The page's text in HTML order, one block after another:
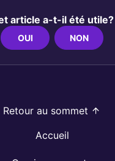
article a-t-il été utile?
OUI NON
Retour au sommet
Accueil